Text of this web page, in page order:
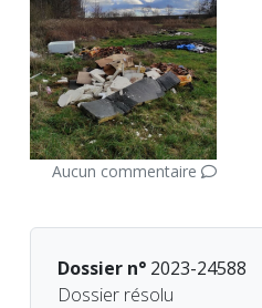
Aucun commentaire
Dossier n°2023-24588
Dossier résolu